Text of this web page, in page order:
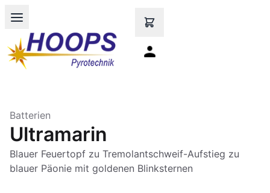
Open main menu
Batterien
Ultramarin
Blauer Feuertopf zu Tremolantschweif-Aufstieg zu
blauer Päonie mit goldenen Blinksternen